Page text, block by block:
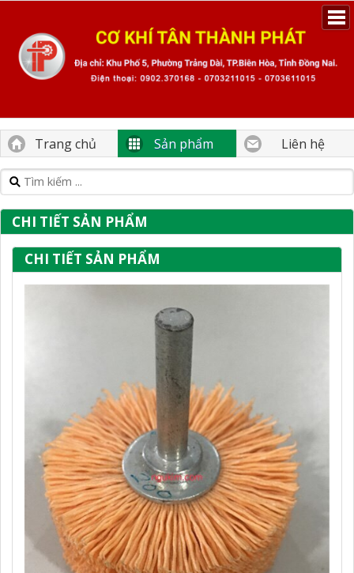
Trang chủ Sản phẩm Liên hệ
CHI TIẾT SẢN PHẨM
CHI TIẾT SẢN PHẨM